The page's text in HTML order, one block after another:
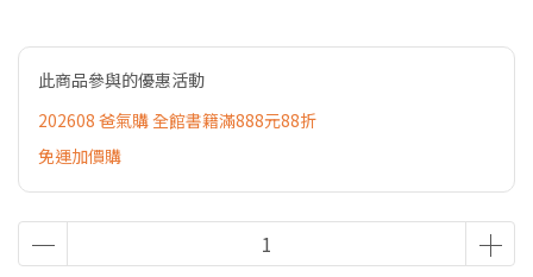
此商品參與的優惠活動
202608 爸氣購 全館書籍滿888元88折
免運加價購